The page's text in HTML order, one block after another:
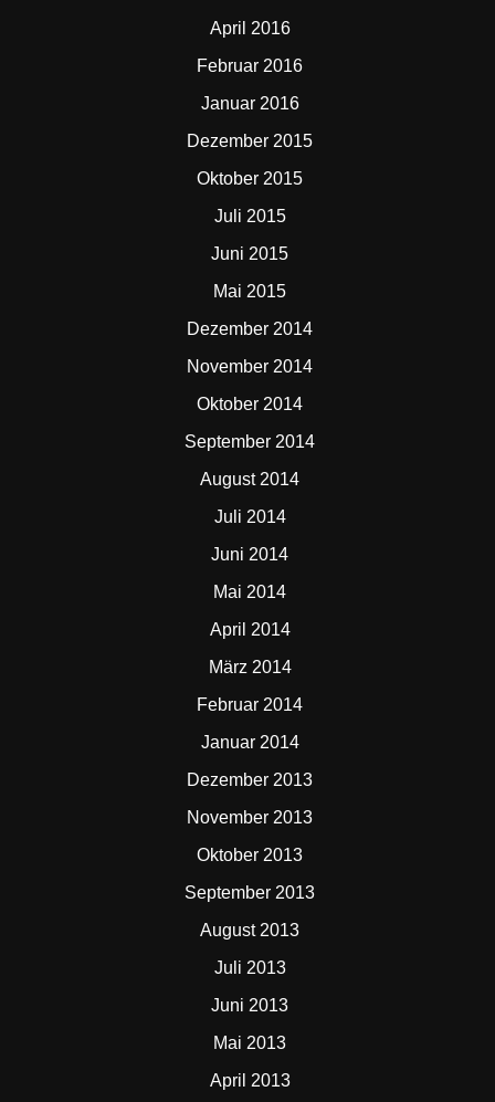
April 2016
Februar 2016
Januar 2016
Dezember 2015
Oktober 2015
Juli 2015
Juni 2015
Mai 2015
Dezember 2014
November 2014
Oktober 2014
September 2014
August 2014
Juli 2014
Juni 2014
Mai 2014
April 2014
März 2014
Februar 2014
Januar 2014
Dezember 2013
November 2013
Oktober 2013
September 2013
August 2013
Juli 2013
Juni 2013
Mai 2013
April 2013